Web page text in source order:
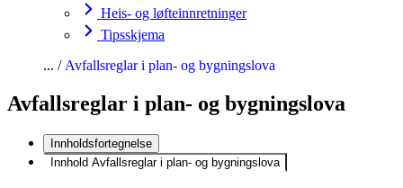
Heis- og løfteinnretninger
Tipsskjema
Avfallsreglar i plan- og bygningslova
Avfallsreglar i plan- og bygningslova
Innholdsfortegnelse
Innhold Avfallsreglar i plan- og bygningslova